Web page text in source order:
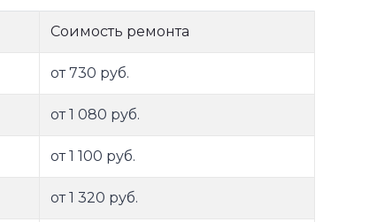
Соимость ремонта
от 730 руб.
от 1 080 руб.
от 1 100 руб.
от 1 320 руб.